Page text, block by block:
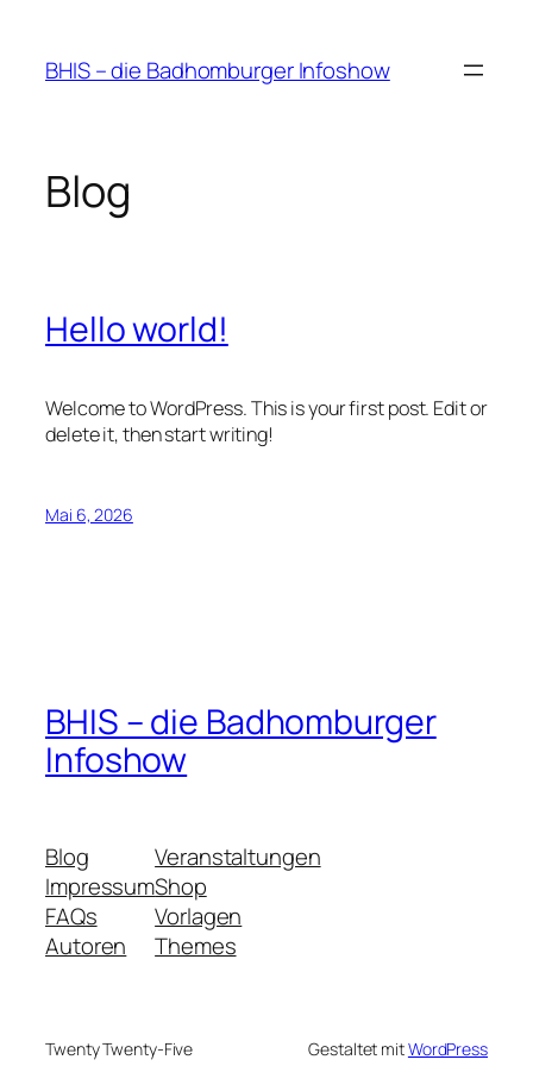
springen
BHIS – die Badhomburger Infoshow
Blog
Hello world!
Welcome to WordPress. This is your first post. Edit or
delete it, then start writing!
Mai 6, 2026
BHIS – die Badhomburger
Infoshow
Blog
Impressum
FAQs
Autoren
Veranstaltungen
Shop
Vorlagen
Themes
Twenty Twenty-Five Gestaltet mitWordPress